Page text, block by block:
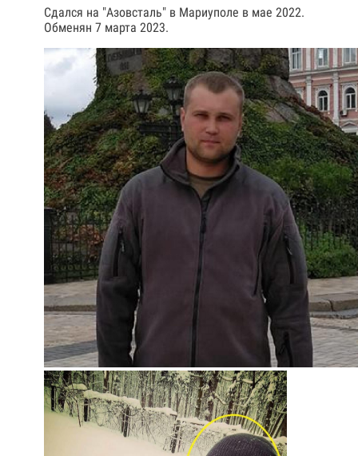
Сдался на "Азовсталь" в Мариуполе в мае 2022.
Обменян 7 марта 2023.